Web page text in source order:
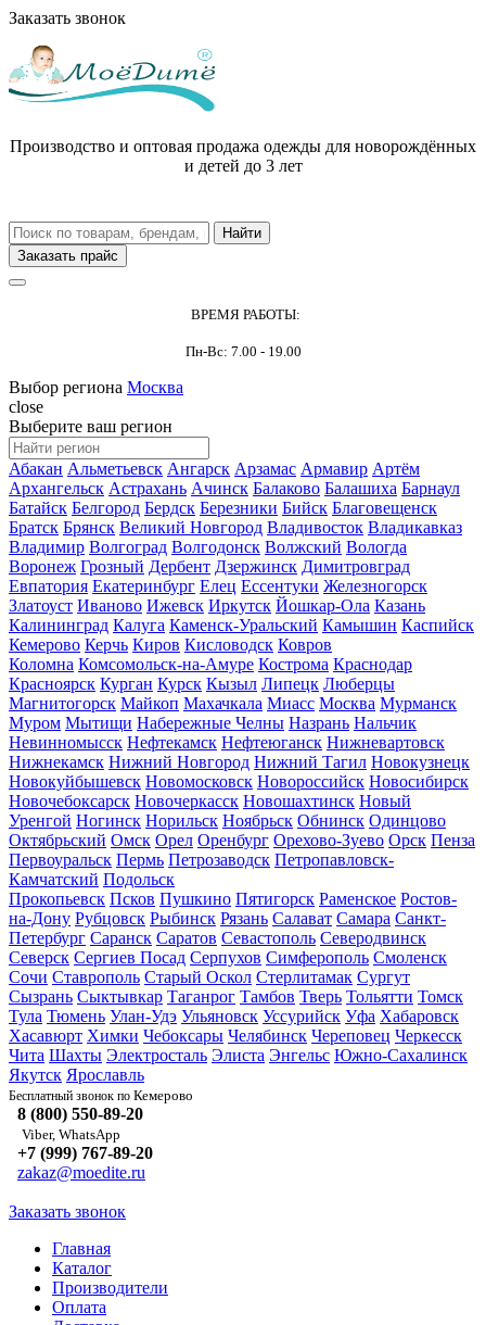
Заказать звонок
Производство и оптовая продажа одежды для новорождённых
и детей до 3 лет
Заказать прайс
ВРЕМЯ РАБОТЫ:
Пн-Вс: 7.00 - 19.00
Выбор региона Москва
close
Выберите ваш регион
Абакан Альметьевск Ангарск Арзамас Армавир Артём
Архангельск Астрахань Ачинск Балаково Балашиха Барнаул
Батайск Белгород Бердск Березники Бийск Благовещенск
Братск Брянск Великий Новгород Владивосток Владикавказ
Владимир Волгоград Волгодонск Волжский Вологда
Воронеж Грозный Дербент Дзержинск Димитровград
Евпатория Екатеринбург Елец Ессентуки Железногорск
Златоуст Иваново Ижевск Иркутск Йошкар-Ола Казань
Калининград Калуга Каменск-Уральский Камышин Каспийск
Кемерово Керчь Киров Кисловодск Ковров
Коломна Комсомольск-на-Амуре Кострома Краснодар
Красноярск Курган Курск Кызыл Липецк Люберцы
Магнитогорск Майкоп Махачкала Миасс Москва Мурманск
Муром Мытищи Набережные Челны Назрань Нальчик
Невинномысск Нефтекамск Нефтеюганск Нижневартовск
Нижнекамск Нижний Новгород Нижний Тагил Новокузнецк
Новокуйбышевск Новомосковск Новороссийск Новосибирск
Новочебоксарск Новочеркасск Новошахтинск Новый
Уренгой Ногинск Норильск Ноябрьск Обнинск Одинцово
Октябрьский Омск Орел Оренбург Орехово-Зуево Орск Пенза
Первоуральск Пермь Петрозаводск Петропавловск-
Камчатский Подольск
Прокопьевск Псков Пушкино Пятигорск Раменское Ростов-
на-Дону Рубцовск Рыбинск Рязань Салават Самара Санкт-
Петербург Саранск Саратов Севастополь Северодвинск
Северск Сергиев Посад Серпухов Симферополь Смоленск
Сочи Ставрополь Старый Оскол Стерлитамак Сургут
Сызрань Сыктывкар Таганрог Тамбов Тверь Тольятти Томск
Тула Тюмень Улан-Удэ Ульяновск Уссурийск Уфа Хабаровск
Хасавюрт Химки Чебоксары Челябинск Череповец Черкесск
Чита Шахты Электросталь Элиста Энгельс Южно-Сахалинск
Якутск Ярославль
Бесплатный звонок по Кемерово
8 (800) 550-89-20
Viber, WhatsApp
+7 (999) 767-89-20
zakaz@moedite.ru
Заказать звонок
Главная
Каталог
Производители
Оплата